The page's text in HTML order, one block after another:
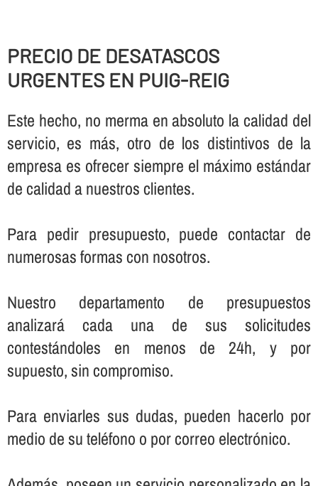
PRECIO DE DESATASCOS
URGENTES EN PUIG-REIG
Este hecho, no merma en absoluto la calidad del
servicio, es más, otro de los distintivos de la
empresa es ofrecer siempre el máximo estándar
de calidad a nuestros clientes.
Para pedir presupuesto, puede contactar de
numerosas formas con nosotros.
Nuestro departamento de presupuestos
analizará cada una de sus solicitudes
contestándoles en menos de 24h, y por
supuesto, sin compromiso.
Para enviarles sus dudas, pueden hacerlo por
medio de su teléfono o por correo electrónico.